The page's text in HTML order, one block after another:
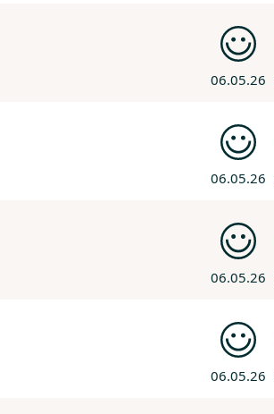
06.05.26
06.05.26
06.05.26
06.05.26